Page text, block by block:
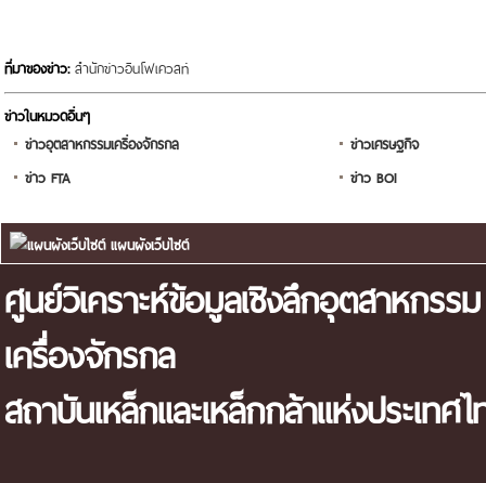
ที่มาของข่าว: สำนักข่าวอินโฟเควสท์
ข่าวในหมวดอื่นๆ
ข่าวอุตสาหกรรมเครื่องจักรกล
ข่าวเศรษฐกิจ
ข่าว FTA
ข่าว BOI
แผนผังเว็บไซต์
ศูนย์วิเคราะห์ข้อมูลเชิงลึกอุตสาหกรรม
เครื่องจักรกล
สถาบันเหล็กและเหล็กกล้าแห่งประเทศ